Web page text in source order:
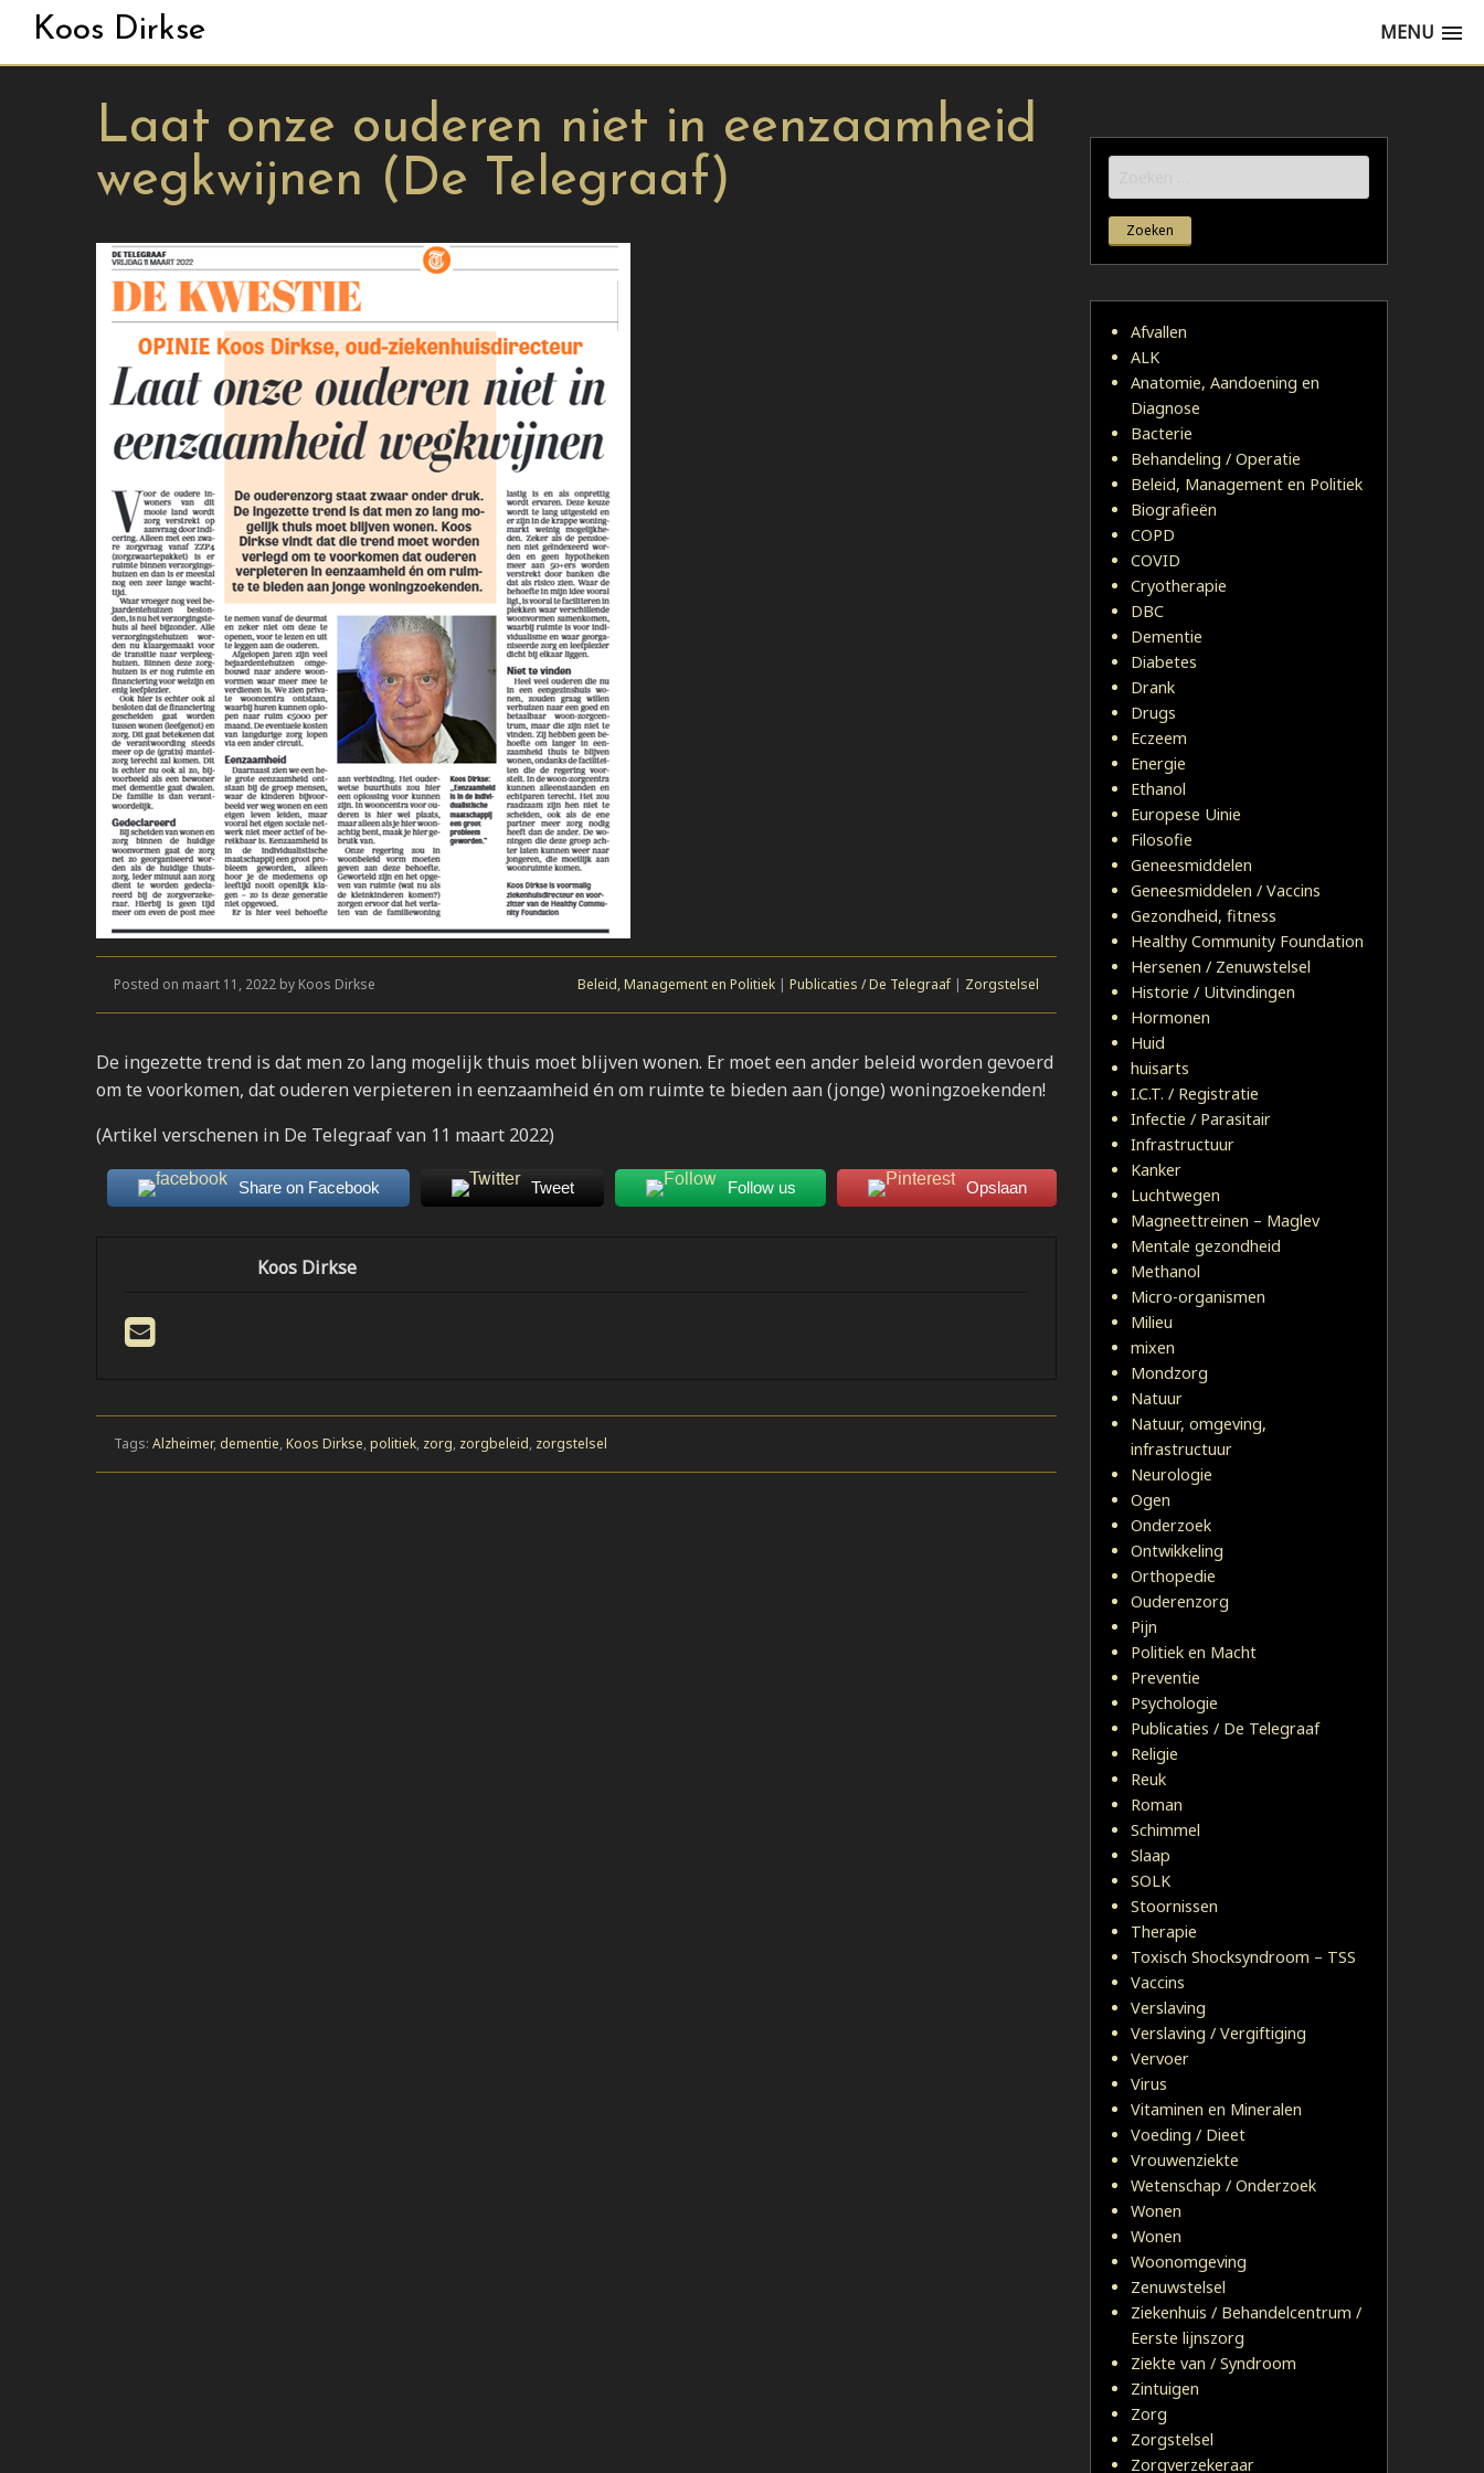
Koos Dirkse MENU
Laat onze ouderen niet in eenzaamheid
wegkwijnen (De Telegraaf)
Posted on maart 11, 2022 by Koos Dirkse Beleid, Management en Politiek | Publicaties / De Telegraaf | Zorgstelsel
De ingezette trend is dat men zo lang mogelijk thuis moet blijven wonen. Er moet een ander beleid worden gevoerd
om te voorkomen, dat ouderen verpieteren in eenzaamheid én om ruimte te bieden aan (jonge) woningzoekenden!
(Artikel verschenen in De Telegraaf van 11 maart 2022)
Share on Facebook Tweet Follow us Opslaan
Koos Dirkse
Tags: Alzheimer, dementie, Koos Dirkse, politiek, zorg, zorgbeleid, zorgstelsel
naar:
Afvallen
ALK
Anatomie, Aandoening en
Diagnose
Bacterie
Behandeling / Operatie
Beleid, Management en Politiek
Biografieën
COPD
COVID
Cryotherapie
DBC
Dementie
Diabetes
Drank
Drugs
Eczeem
Energie
Ethanol
Europese Uinie
Filosofie
Geneesmiddelen
Geneesmiddelen / Vaccins
Gezondheid, fitness
Healthy Community Foundation
Hersenen / Zenuwstelsel
Historie / Uitvindingen
Hormonen
Huid
huisarts
I.C.T. / Registratie
Infectie / Parasitair
Infrastructuur
Kanker
Luchtwegen
Magneettreinen – Maglev
Mentale gezondheid
Methanol
Micro-organismen
Milieu
mixen
Mondzorg
Natuur
Natuur, omgeving,
infrastructuur
Neurologie
Ogen
Onderzoek
Ontwikkeling
Orthopedie
Ouderenzorg
Pijn
Politiek en Macht
Preventie
Psychologie
Publicaties / De Telegraaf
Religie
Reuk
Roman
Schimmel
Slaap
SOLK
Stoornissen
Therapie
Toxisch Shocksyndroom – TSS
Vaccins
Verslaving
Verslaving / Vergiftiging
Vervoer
Virus
Vitaminen en Mineralen
Voeding / Dieet
Vrouwenziekte
Wetenschap / Onderzoek
Wonen
Wonen
Woonomgeving
Zenuwstelsel
Ziekenhuis / Behandelcentrum /
Eerste lijnszorg
Ziekte van / Syndroom
Zintuigen
Zorg
Zorgstelsel
Zorgverzekeraar